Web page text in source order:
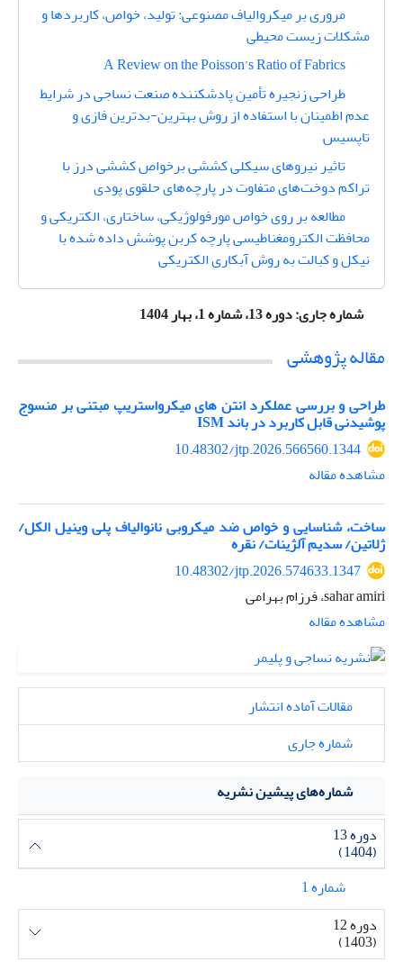
مروری بر میکروالیاف مصنوعی: تولید، خواص، کاربردها و
مشکلات زیست محیطی
A Review on the Poisson’s Ratio of Fabrics
طراحی زنجیره تأمین پادشکننده صنعت نساجی در شرایط
عدم اطمینان با استفاده از روش بهترین-بدترین فازی و
تاپسیس
تاثیر نیروهای سیکلی کششی برخواص کششی درز با
تراکم‌ دوخت‌‌های متفاوت در پارچه‌های حلقوی پودی
مطالعه بر روی خواص مورفولوژیکی، ساختاری، الکتریکی و
محافظت الکترومغناطیسی پارچه کربن پوشش داده شده با
نیکل و کبالت به روش آبکاری الکتریکی
شماره جاری:دوره 13، شماره 1، بهار 1404
مقاله پژوهشی
طراحی و بررسی عملکرد انتن های میکرواستریپ مبتنی بر منسوج
پوشیدنی قابل کاربرد در باند ISM
10.48302/jtp.2026.566560.1344
مشاهده مقاله
ساخت، شناسایی و خواص ضد میکروبی نانوالیاف پلی وینیل الکل/
ژلاتین/ سدیم آلژینات/ نقره
10.48302/jtp.2026.574633.1347
sahar amiri، فرزام بهرامی
مشاهده مقاله
مقالات آماده انتشار
شماره جاری
شماره‌های پیشین نشریه
دوره 13
(1404)
شماره 1
دوره 12
(1403)